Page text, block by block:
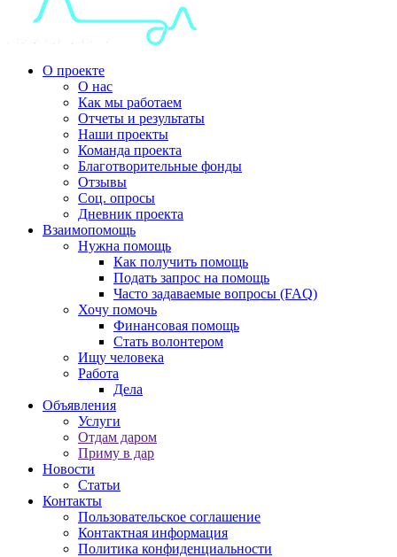
О проекте
О нас
Как мы работаем
Отчеты и результаты
Наши проекты
Команда проекта
Благотворительные фонды
Отзывы
Соц. опросы
Дневник проекта
Взаимопомощь
Нужна помощь
Как получить помощь
Подать запрос на помощь
Часто задаваемые вопросы (FAQ)
Хочу помочь
Финансовая помощь
Стать волонтером
Ищу человека
Работа
Дела
Объявления
Услуги
Отдам даром
Приму в дар
Новости
Статьи
Контакты
Пользовательское соглашение
Контактная информация
Политика конфиденциальности